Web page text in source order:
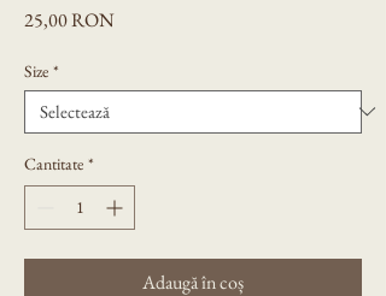
25,00 RONPreț
Size *
Cantitate *
Adaugă în coș